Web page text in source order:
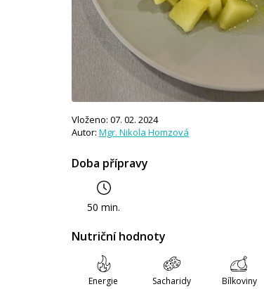
Doba přípravy
50 min.
Vloženo: 07. 02. 2024
Autor: Mgr. Nikola Homzová
Nutriční hodnoty
Energie Sacharidy Bílkoviny